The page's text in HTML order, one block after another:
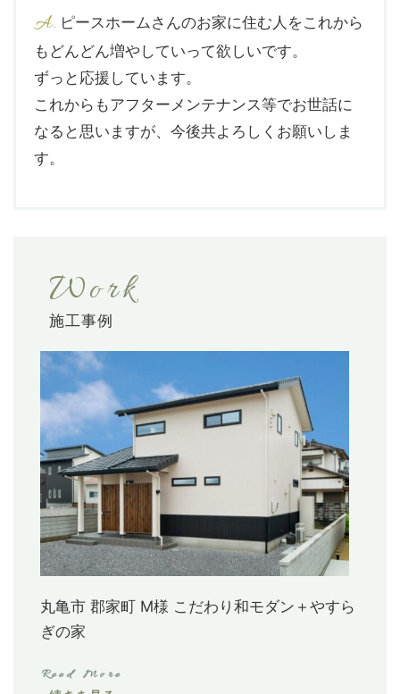
A. ピースホームさんのお家に住む人をこれから
もどんどん増やしていって欲しいです。
ずっと応援しています。
これからもアフターメンテナンス等でお世話に
なると思いますが、今後共よろしくお願いしま
す。
Work
施工事例
丸亀市 郡家町 M様 こだわり和モダン＋やすら
ぎの家